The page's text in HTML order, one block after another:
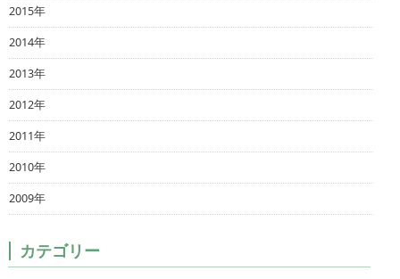
2015年
2014年
2013年
2012年
2011年
2010年
2009年
カテゴリー